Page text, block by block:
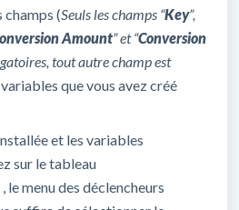
champs (Seuls les champs “Key”,
Amount” et “Conversion
tout autre champ est
que vous avez créé
et les variables
sur le tableau
, le menu des déclencheurs